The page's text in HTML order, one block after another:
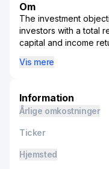
Om
The investment
investors with a total
capital and income
Index.
Vis mere
Information
Årlige omkostninger
Ticker
Hjemsted